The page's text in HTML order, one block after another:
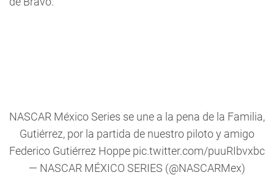
NASCAR México Series se une a la pena de la Familia,
Gutiérrez, por la partida de nuestro piloto y amigo
Federico Gutiérrez Hoppe pic.twitter.com/puuRIbvxbc
— NASCAR MÉXICO SERIES (@NASCARMex)